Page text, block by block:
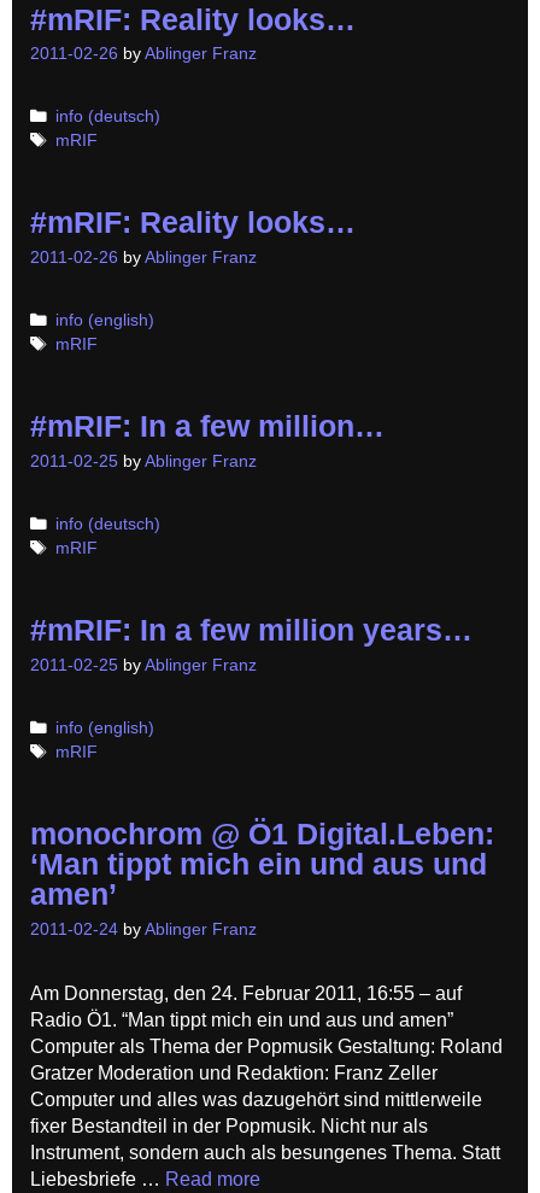
#mRIF: Reality looks…
2011-02-26 by Ablinger Franz
Categories
info (deutsch)
Tags
mRIF
#mRIF: Reality looks…
2011-02-26 by Ablinger Franz
Categories
info (english)
Tags
mRIF
#mRIF: In a few million…
2011-02-25 by Ablinger Franz
Categories
info (deutsch)
Tags
mRIF
#mRIF: In a few million years…
2011-02-25 by Ablinger Franz
Categories
info (english)
Tags
mRIF
monochrom @ Ö1 Digital.Leben:
‘Man tippt mich ein und aus und
amen’
2011-02-24 by Ablinger Franz
Am Donnerstag, den 24. Februar 2011, 16:55 – auf
Radio Ö1. “Man tippt mich ein und aus und amen”
Computer als Thema der Popmusik Gestaltung: Roland
Gratzer Moderation und Redaktion: Franz Zeller
Computer und alles was dazugehört sind mittlerweile
fixer Bestandteil in der Popmusik. Nicht nur als
Instrument, sondern auch als besungenes Thema. Statt
Liebesbriefe … Read more